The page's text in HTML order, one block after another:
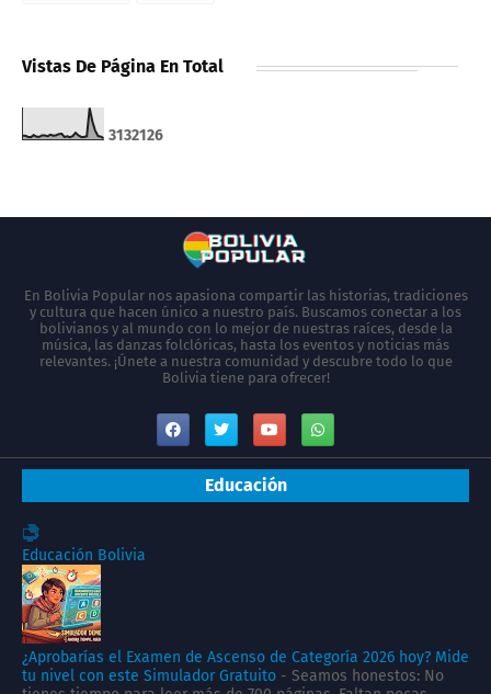
Vistas De Página En Total
3132126
En Bolivia Popular nos apasiona compartir las historias, tradiciones
y cultura que hacen único a nuestro país. Buscamos conectar a los
bolivianos y al mundo con lo mejor de nuestras raíces, desde la
música, las danzas folclóricas, hasta los eventos y noticias más
relevantes. ¡Únete a nuestra comunidad y descubre todo lo que
Bolivia tiene para ofrecer!
Educación
Educación Bolivia
¿Aprobarías el Examen de Ascenso de Categoría 2026 hoy? Mide
tu nivel con este Simulador Gratuito - Seamos honestos: No